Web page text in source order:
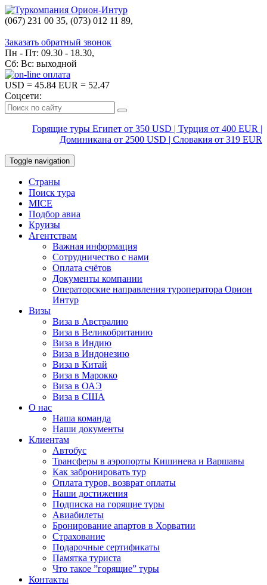
(067) 231 00 35, (073) 012 11 89,
Заказать обратный звонок
Пн - Пт: 09.30 - 18.30,
Сб: Вс: выходной
USD = 45.84 EUR = 52.47
Соцсети:
Горящие туры Египет от 350 USD | Турция от 400 EUR |
Доминикана от 2500 USD | Словакия от 319 EUR
Toggle navigation
Страны
Поиск тура
MICE
Подбор авиа
Круизы
Агентствам
Важная информация
Сотрудничество с нами
Оплата счётов
Документы компании
Операторские направления туроператора Орион
Интур
Визы
Виза в Австралию
Виза в Великобританию
Виза в Индию
Виза в Индонезию
Виза в Китай
Виза в Марокко
Виза в ОАЭ
Виза в США
О нас
Наша команда
Наши документы
Клиентам
Автобус
Трансферы в аэропорты Кишинева и Варшавы
Как забронировать тур
Оплата туров, возврат оплаты
Наши достижения
Подписка на горящие туры
Авиабилеты
Бронирование апартов в Хорватии
Страхование
Подарочные сертификаты
Памятка туриста
Что такое ”горящие” туры
Контакты